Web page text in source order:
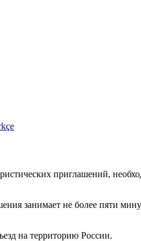
приглашений,
занимает не более пяти
на территорию России.